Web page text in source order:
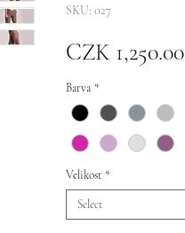
SKU: 027
CZK 1,250.00
Barva *
Velikost *
Select